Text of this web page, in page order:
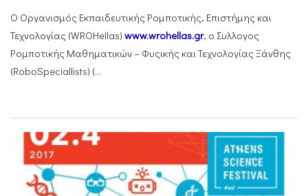
Ο Οργανισμός Εκπαιδευτικής Ρομποτικής, Επιστήμης και
Τεχνολογίας (WROHellas) www.wrohellas.gr, ο Συλλογος
Ρομποτικής Μαθηματικών – Φυςικής και Τεχνολογίας Ξάνθης
(RoboSpeciallists) (...